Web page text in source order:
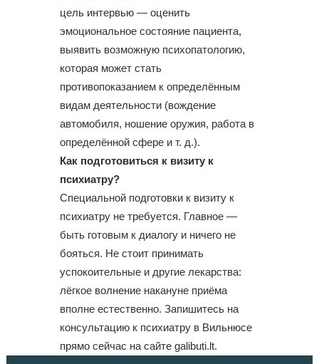
цель интервью — оценить
эмоциональное состояние пациента,
выявить возможную психопатологию,
которая может стать
противопоказанием к определённым
видам деятельности (вождение
автомобиля, ношение оружия, работа в
определённой сфере и т. д.).
Как подготовиться к визиту к
психиатру?
Специальной подготовки к визиту к
психиатру не требуется. Главное —
быть готовым к диалогу и ничего не
бояться. Не стоит принимать
успокоительные и другие лекарства:
лёгкое волнение накануне приёма
вполне естественно. Запишитесь на
консультацию к психиатру в Вильнюсе
прямо сейчас на сайте galibuti.lt.